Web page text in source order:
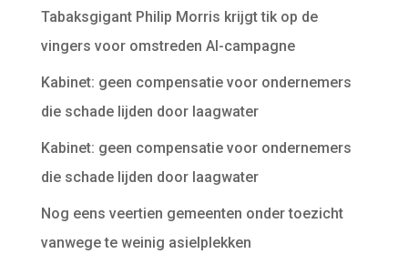
Tabaksgigant Philip Morris krijgt tik op de
vingers voor omstreden AI-campagne
Kabinet: geen compensatie voor ondernemers
die schade lijden door laagwater
Kabinet: geen compensatie voor ondernemers
die schade lijden door laagwater
Nog eens veertien gemeenten onder toezicht
vanwege te weinig asielplekken